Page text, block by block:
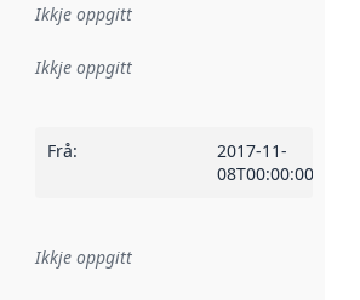
Ikkje oppgitt
Ikkje oppgitt
Frå:
2017-11-
08T00:00:00Z
Referanse til ei implementeringsregel eller
Ikkje oppgitt